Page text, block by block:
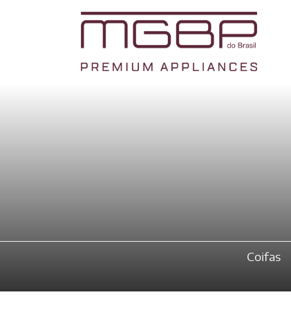
Coifas